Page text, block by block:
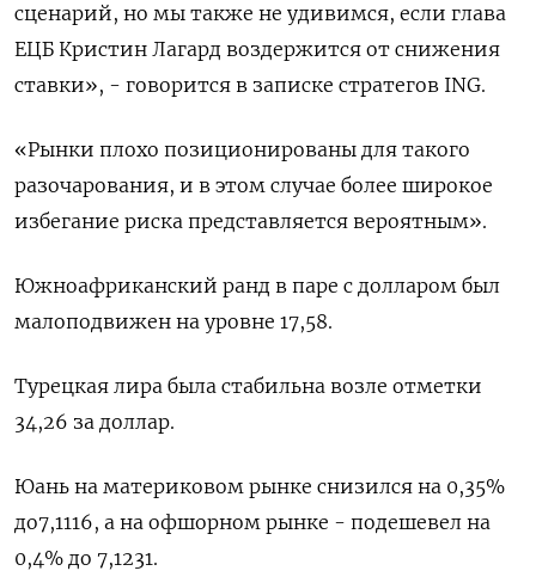
сценарий, но мы также не удивимся, если глава
ЕЦБ Кристин Лагард воздержится от снижения
ставки», - говорится в записке стратегов ING.
«Рынки плохо позиционированы для такого
разочарования, и в этом случае более широкое
избегание риска представляется вероятным».
Южноафриканский ранд в паре с долларом был
малоподвижен на уровне 17,58.
Турецкая лира была стабильна возле отметки
34,26 за доллар.
Юань на материковом рынке снизился на 0,35%
до​ 7,1116, а на офшорном рынке - подешевел на
0,4% до 7,1231.